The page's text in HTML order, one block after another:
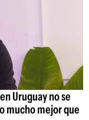
Uruguay no se
mucho mejor que